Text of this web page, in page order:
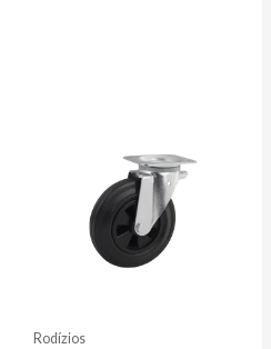
Rodízios